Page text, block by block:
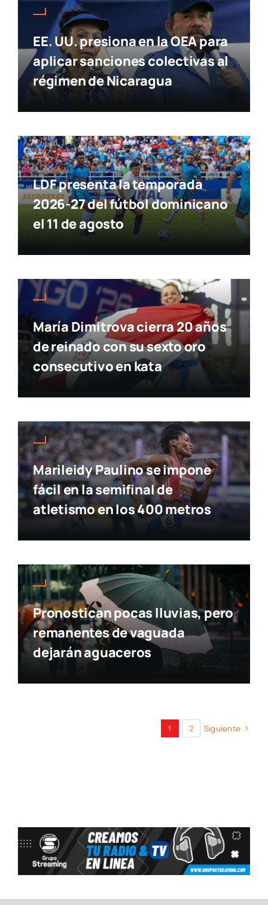
EE. UU. presiona en la OEA para
aplicar sanciones colectivas al
régimen de Nicaragua
LDF presenta la temporada
2026-27 del fútbol dominicano
el 11 de agosto
María Dimitrova cierra 20 años
de reinado con su sexto oro
consecutivo en kata
Marileidy Paulino se impone
fácil en la semifinal de
atletismo en los 400 metros
Pronostican pocas lluvias, pero
remanentes de vaguada
dejarán aguaceros
1 2 Siguiente